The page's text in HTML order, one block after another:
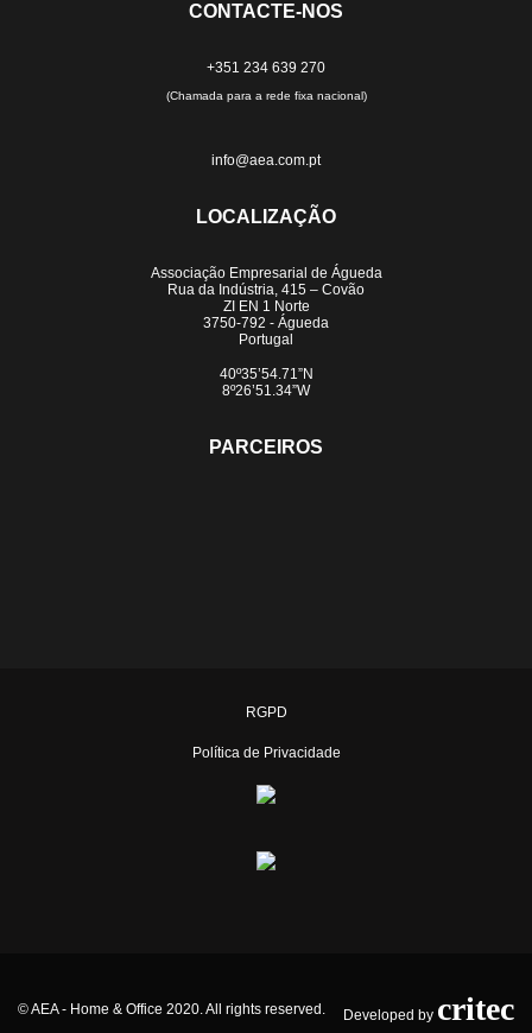
CONTACTE-NOS
+351 234 639 270
(Chamada para a rede fixa nacional)
info@aea.com.pt
LOCALIZAÇÃO
Associação Empresarial de Águeda
Rua da Indústria, 415 – Covão
ZI EN 1 Norte
3750-792 - Águeda
Portugal
40º35’54.71”N
8º26’51.34”W
PARCEIROS
RGPD
Política de Privacidade
© AEA - Home & Office 2020. All rights reserved. Developed by critec